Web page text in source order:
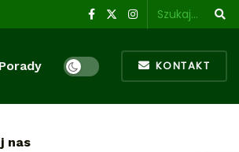
Porady KONTAKT
nas